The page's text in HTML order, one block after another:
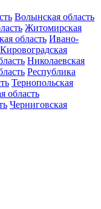
Волынская область
Житомирская
область Ивано-
Кировоградская
Николаевская
Республика
Тернопольская
область
Черниговская